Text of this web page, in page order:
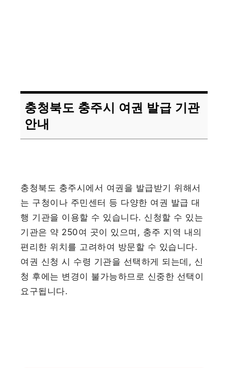
충청북도 충주시 여권 발급 기관
안내
충청북도 충주시에서 여권을 발급받기 위해서
는 구청이나 주민센터 등 다양한 여권 발급 대
행 기관을 이용할 수 있습니다. 신청할 수 있는
기관은 약 250여 곳이 있으며, 충주 지역 내의
편리한 위치를 고려하여 방문할 수 있습니다.
여권 신청 시 수령 기관을 선택하게 되는데, 신
청 후에는 변경이 불가능하므로 신중한 선택이
요구됩니다.